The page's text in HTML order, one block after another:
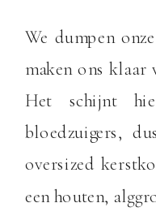
We dumpen
maken ons klaar
Het schijnt
bloedzuigers,
oversized
een houten,